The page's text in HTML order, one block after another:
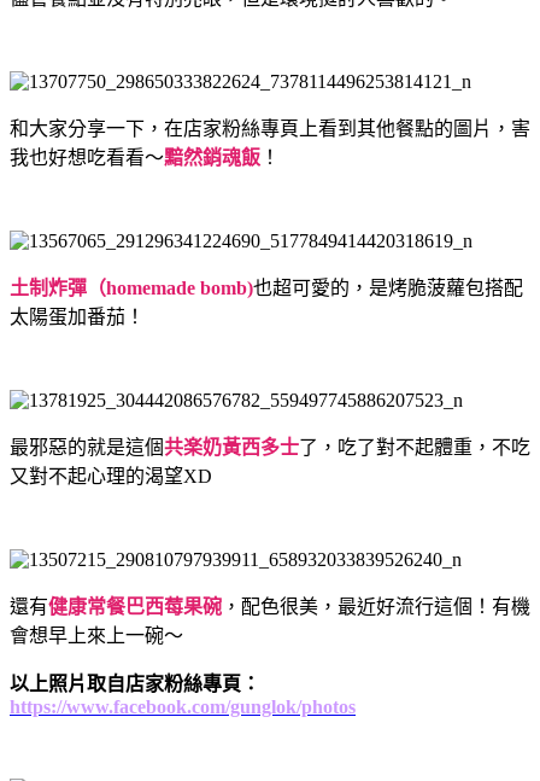
和大家分享一下，在店家粉絲專頁上看到其他餐點的圖片，害
我也好想吃看看～黯然銷魂飯 ！
土制炸彈（homemade bomb)也超可愛的，是烤脆菠蘿包搭配
太陽蛋加番茄！
最邪惡的就是這個共楽奶黃西多士了，吃了對不起體重，不吃
又對不起心理的渴望XD
還有健康常餐巴西莓果碗 ，配色很美，最近好流行這個！有機
會想早上來上一碗～
以上照片取自店家粉絲專頁：
https://www.facebook.com/gunglok/photos